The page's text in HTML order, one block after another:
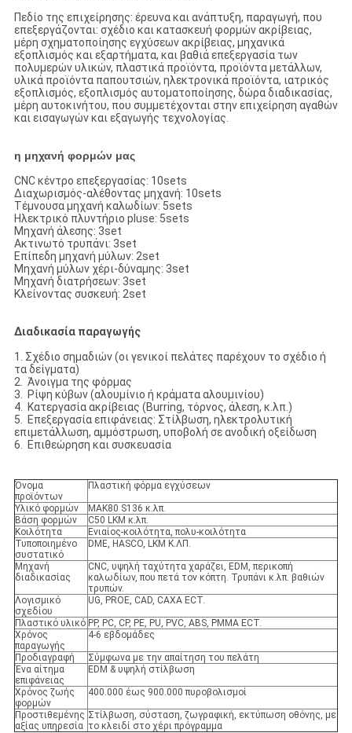
Πεδίο της επιχείρησης: έρευνα και ανάπτυξη, παραγωγή, που
επεξεργάζονται: σχέδιο και κατασκευή φορμών ακρίβειας,
μέρη σχηματοποίησης εγχύσεων ακρίβειας, μηχανικά
εξοπλισμός και εξαρτήματα, και βαθιά επεξεργασία των
πολυμερών υλικών, πλαστικά προϊόντα, προϊόντα μετάλλων,
υλικά προϊόντα παπουτσιών, ηλεκτρονικά προϊόντα, ιατρικός
εξοπλισμός, εξοπλισμός αυτοματοποίησης, δώρα διαδικασίας,
μέρη αυτοκινήτου, που συμμετέχονται στην επιχείρηση αγαθών
και εισαγωγών και εξαγωγής τεχνολογίας.
η μηχανή φορμών μας
CNC κέντρο επεξεργασίας: 10sets
Διαχωρισμός-αλέθοντας μηχανή: 10sets
Τέμνουσα μηχανή καλωδίων: 5sets
Ηλεκτρικό πλυντήριο pluse: 5sets
Μηχανή άλεσης: 3set
Ακτινωτό τρυπάνι: 3set
Επίπεδη μηχανή μύλων: 2set
Μηχανή μύλων χέρι-δύναμης: 3set
Μηχανή διατρήσεων: 3set
Κλείνοντας συσκευή: 2set
Διαδικασία παραγωγής
1. Σχέδιο σημαδιών (οι γενικοί πελάτες παρέχουν το σχέδιο ή
τα δείγματα)
2. Άνοιγμα της φόρμας
3. Ρίψη κύβων (αλουμίνιο ή κράματα αλουμινίου)
4. Κατεργασία ακρίβειας (Burring, τόρνος, άλεση, κ.λπ.)
5. Επεξεργασία επιφάνειας: Στίλβωση, ηλεκτρολυτική
επιμετάλλωση, αμμόστρωση, υποβολή σε ανοδική οξείδωση
6. Επιθεώρηση και συσκευασία
Όνομα
προϊόντων
Πλαστική φόρμα εγχύσεων
Υλικό φορμών
MAK80 S136 κ.λπ.
Βάση φορμών
C50 LKM κ.λπ.
Κοιλότητα
Ενιαίος-κοιλότητα, πολυ-κοιλότητα
Τυποποιημένο
συστατικό
DME, HASCO, LKM Κ.ΛΠ.
Μηχανή
διαδικασίας
CNC, υψηλή ταχύτητα χαράζει, EDM, περικοπή
καλωδίων, που πετά τον κόπτη. Τρυπάνι κ.λπ. βαθιών
τρυπών.
Λογισμικό
σχεδίου
UG, PROE, CAD, CAXA ECT.
Πλαστικό υλικό PP, PC, CP, PE, PU, PVC, ABS, PMMA ECT.
Χρόνος
παραγωγής
4-6 εβδομάδες
Προδιαγραφή
Σύμφωνα με την απαίτηση του πελάτη
Ένα αίτημα
επιφάνειας
EDM & υψηλή στίλβωση
Χρόνος ζωής
φορμών
400.000 έως 900.000 πυροβολισμοί
Προστιθεμένης
αξίας υπηρεσία
Στίλβωση, σύσταση, ζωγραφική, εκτύπωση οθόνης, με
το κλειδί στο χέρι πρόγραμμα